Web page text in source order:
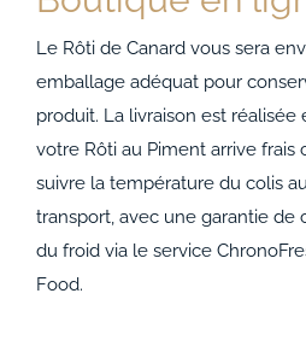
Le Rôti de Canard vous sera
emballage adéquat pour
produit. La livraison est
votre Rôti au Piment arrive frais
suivre la température du colis
transport, avec une garantie de
du froid via le service
Food.